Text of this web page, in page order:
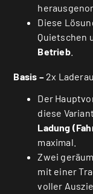
Diese
Quietschen
Betrieb.
Basis – 2x
Der
diese
Ladung
maximal.
Zwei
mit einer
voller